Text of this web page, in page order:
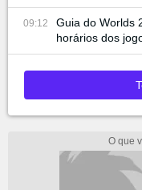
09:12
Guia do Worlds
horários dos